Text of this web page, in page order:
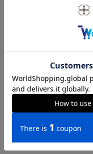
りも細い糸を使用し、
合いに仕上げました。
触冷感”や、吸汗速乾
だくさんなファブリック
【機能】
ウォッシャブル／汚れ
COOL MAX（クールマ
収・蒸散し、肌表面を
にも優れ、サラリと快適